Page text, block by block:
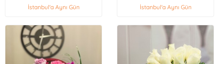
İstanbul'a Aynı Gün İstanbul'a Aynı Gün